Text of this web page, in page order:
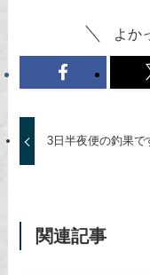
よか
3日半夜便の釣果で
関連記事